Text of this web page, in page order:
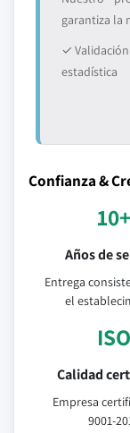
garantiza la
✓ Validación
estadística
Confianza &
10+
Años de
Entrega
el
ISO
Calidad
Empresa
9001-